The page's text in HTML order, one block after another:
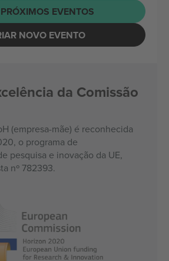
EVENTOS
NOVO EVENTO
da Comissão
(empresa-mãe) é reconhecida
o programa de
pesquisa e inovação da UE,
nº 782393.